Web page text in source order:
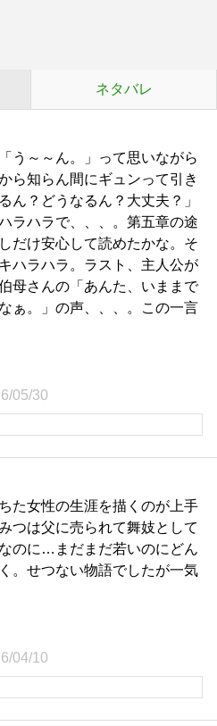
ネタバレ
う～～ん。」って思いながら
ら知らん間にギュンって引き
ん？どうなるん？大丈夫？」
ラハラで、、、。第五章の途
だけ安心して読めたかな。そ
ハラハラ。ラスト、主人公が
母さんの「あんた、いままで
ぁ。」の声、、、。この一言
05/30
た女性の生涯を描くのが上手
つは父に売られて舞妓として
のに…まだまだ若いのにどん
。せつない物語でしたが一気
04/10